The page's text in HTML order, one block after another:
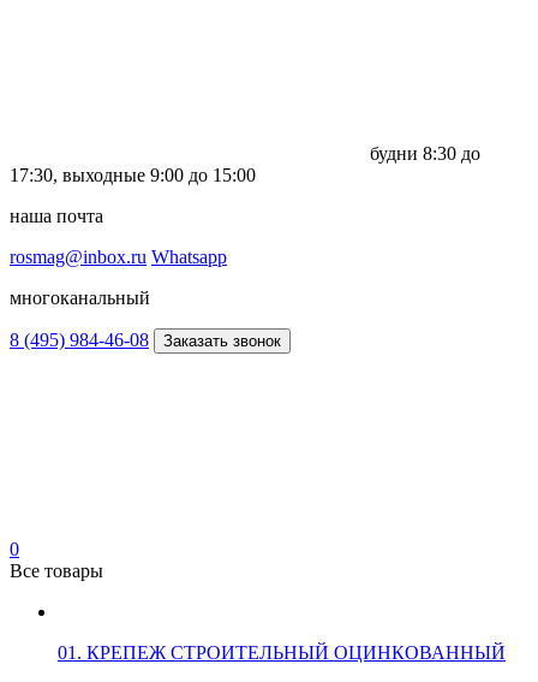
будни 8:30 до
17:30, выходные 9:00 до 15:00
наша почта
rosmag@inbox.ru Whatsapp
многоканальный
8 (495) 984-46-08 Заказать звонок
0
Все товары
01. КРЕПЕЖ СТРОИТЕЛЬНЫЙ ОЦИНКОВАННЫЙ